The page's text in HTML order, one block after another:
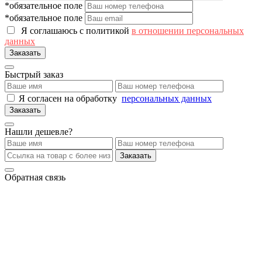
*обязательное поле
*обязательное поле
Я соглашаюсь с политикой в отношении персональных
данных
Заказать
Быстрый заказ
Я согласен на обработку персональных данных
Заказать
Нашли дешевле?
Заказать
Обратная связь